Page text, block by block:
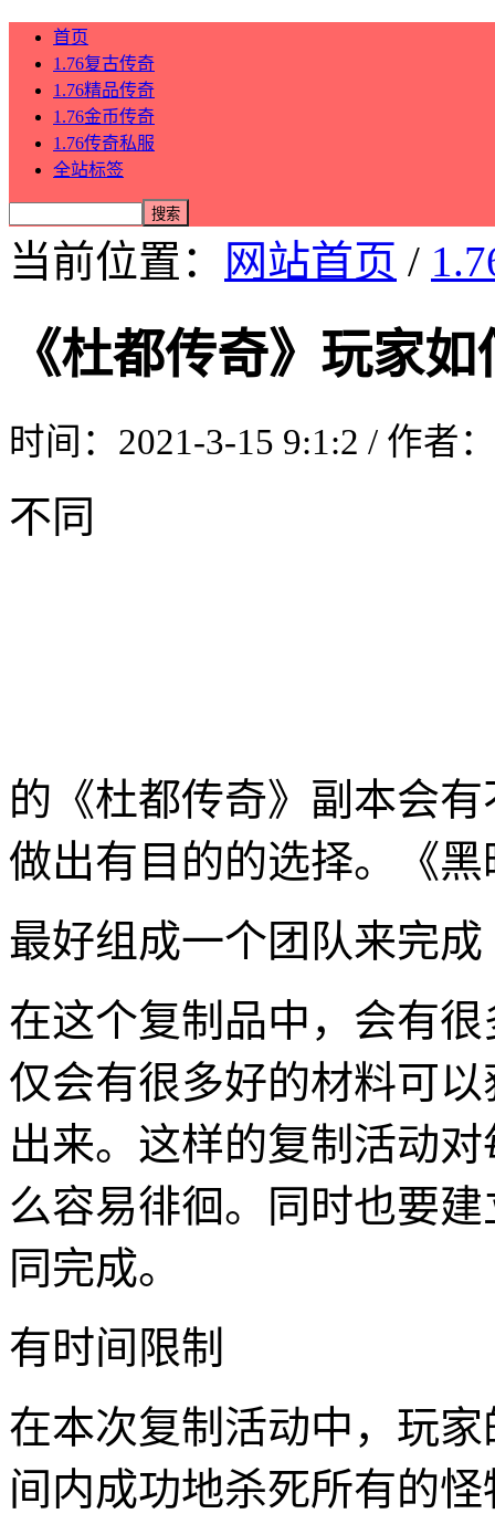
首页
1.76复古传奇
1.76精品传奇
1.76金币传奇
1.76传奇私服
全站标签
当前位置： 网站首页 /
《杜都传奇》玩家
时间：2021-3-15 9:1:2 / 作者
不同
的《杜都传奇》副本会
做出有目的的选择。《
最好组成一个团队来完成
在这个复制品中，会有
仅会有很多好的材料可
出来。这样的复制活动
么容易徘徊。同时也要
同完成。
有时间限制
在本次复制活动中，玩
间内成功地杀死所有的